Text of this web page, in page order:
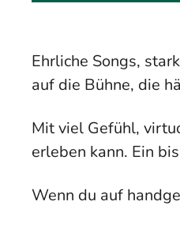
Ehrliche Songs,
auf die Bühne, die
Mit viel Gefühl,
erleben kann. Ein
Wenn du auf